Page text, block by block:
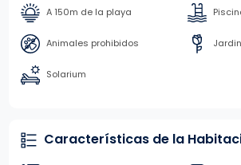
A 150m de la playa
Animales prohibidos Jardin
Solarium
Características de la